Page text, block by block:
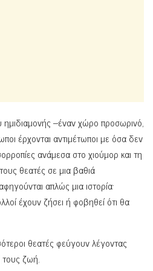
–έναν χώρο προσωρινό,
έρχονται αντιμέτωποι με όσα δεν
ανάμεσα στο χιούμορ και τη
θεατές σε μια βαθιά
απλώς μια ιστορία·
έχουν ζήσει ή φοβηθεί ότι θα
θεατές φεύγουν λέγοντας
τους ζωή.